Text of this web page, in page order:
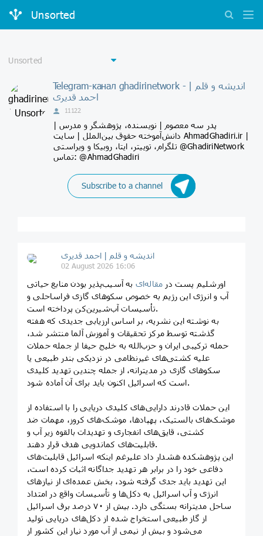
Unsorted
Telegram-канал ghadirinetwork - اندیشه و قلم |
احمد قدیری
11122
پدر سه معصوم | نویسنده، پژوهشگر و‌ مدرس |
دانش‌آموخته حقوق بین‌الملل | سایت AhmadGhadiri.ir |
تلگرام، توییتر، ایتا، روبیکا و ویراستی @GhadiriNetwork
تماس: @AhmadGhadiri
Subscribe to a channel
اندیشه و قلم | احمد قدیری
02 August 2026 16:06
اورشلیم پست در مقاله‌ای به آسیب‌پذیر بودن منابع حیاتی
آب و انرژی این رژیم به خصوص سکوهای گازی فراساحلی و
تأسیسات آب‌شیرین‌کن پرداخته است.
به نوشته این نشریه، بر اساس ارزیابی جدیدی که هفته
گذشته توسط مرکز تحقیقات و آموزش آلما منتشر شد،
حمله ترکیبی ایران و حزب‌الله به خلیج حیفا از جمله حملات
علیه کشتی‌های غیرنظامی در نزدیکی بندر طبیعی یا
سکوهای گازی در مدیترانه، از جمله چندین تهدید کلیدی
است که اسرائیل اکنون باید برای آن آماده شود.
این حملات قادرند دارایی‌های کلیدی دریایی را با استفاده از
موشک‌های بالستیک، پهپادها، موشک‌های کروز، مهمات ضد
کشتی، قایق‌های انفجاری و تهدیدات بالقوه زیر آب و
قابلیت‌های کماندویی هدف قرار دهند.
این پژوهشکده هشدار داد علیرغم اینکه اسرائیل قابلیت‌های
دفاعی خود را در برابر هر تهدید جداگانه اثبات کرده است،
این تهدید باید جدی گرفته شود، بخش عمده‌ای از نیازهای
انرژی و آب اسرائیل به دکل‌ها و تأسیسات واقع در امتداد
ساحل مدیترانه بستگی دارد. بیش از ۷۰ درصد برق اسرائیل
از گاز طبیعی استخراج شده از دکل‌های دریایی تولید
می‌شود و بیش از نیمی از آب مورد نیاز این کشور از